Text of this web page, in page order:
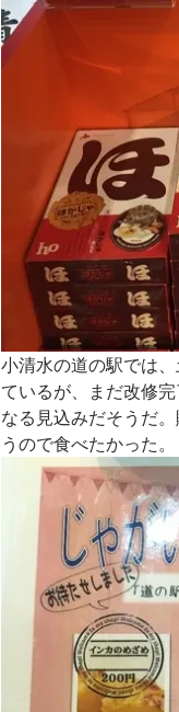
小清水の道の駅では
ているが、まだ改修
なる見込みだそうだ
うので食べたかった。